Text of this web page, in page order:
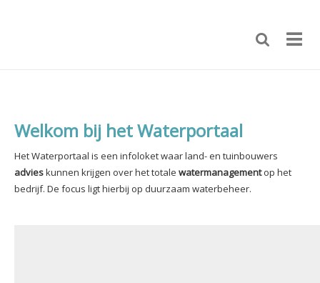
Welkom bij het Waterportaal
Het Waterportaal is een infoloket waar land- en tuinbouwers
advieskunnen krijgen over het totale watermanagementop het
bedrijf. De focus ligt hierbij op duurzaam waterbeheer.